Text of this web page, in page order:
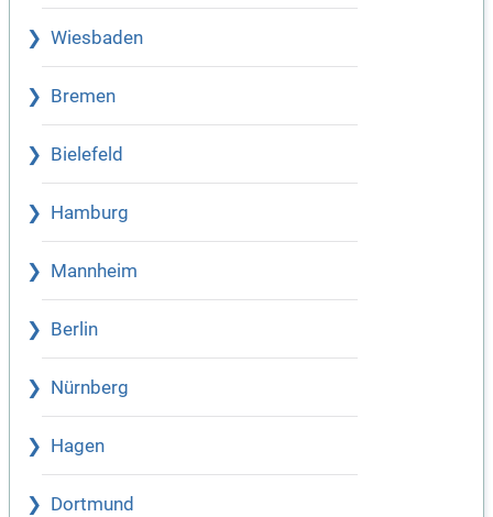
Wiesbaden
Bremen
Bielefeld
Hamburg
Mannheim
Berlin
Nürnberg
Hagen
Dortmund